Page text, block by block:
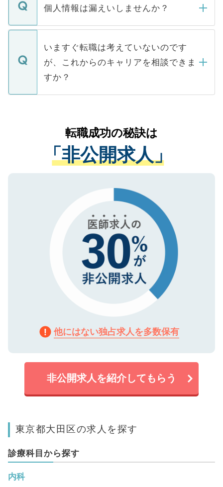
■応募殺到を避けるため 人気のある医療機
関を公にしてしまうと、応募が殺到する場
に、医療機関が求める条件に合った人材の
みを人材紹介会社に依頼するケースが増え
ています。
ん。また、仮に応募先から内定をいただい
定を承諾する必要はありません。内定先へ
の辞退の連絡はキャリアパートナーが行い
個人情報は漏えいしませんか？
個人情報が漏えいすることはありませんの
で、ご安心ください。当サイトからの登録
などで収集したご登録者様の個人情報は、
ご本人のキャリアアップおよび転職活動の
支援を目的に使用いたします。お預かりし
ているすべての個人データはご本人の許可
は、個人情報の取り扱いについての厳密な
管理基準を満たした事業者のみに付与され
る、プライバシーマークを取得済みです。
で、機密保持に関してもご安心ください。
いますぐ転職は考えていないのです
が、これからのキャリアを相談できま
すか？
かがいして、現在の医療機関の状況や紹介
経験をまじえながら、適切なアドバイスを
させていただきます。すぐにご転職をされ
ない方には、長期的なサポートが可能です
ので、まずはご登録ください。
転職成功の秘訣は
「非公開求人」
他にはない独占求人を多数保有
非公開求人を紹介してもらう
東京都大田区の求人を探す
診療科目から探す
内科